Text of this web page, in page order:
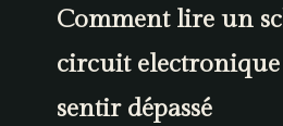
Comment lire un
circuit electronique
sentir dépassé